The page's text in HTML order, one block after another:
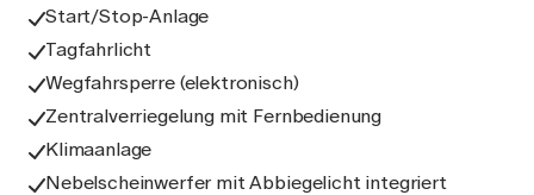
Start/Stop-Anlage
Tagfahrlicht
Wegfahrsperre (elektronisch)
Zentralverriegelung mit Fernbedienung
Klimaanlage
Nebelscheinwerfer mit Abbiegelicht integriert